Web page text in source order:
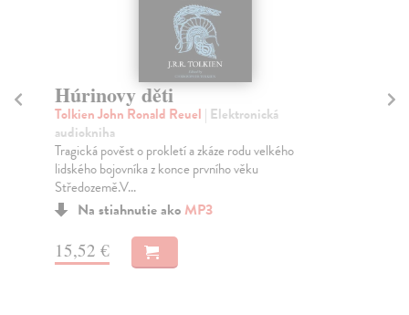
Húrinovy děti
Tolkien John Ronald Reuel | Elektronická
audiokniha
Tragická pověst o prokletí a zkáze rodu velkého
lidského bojovníka z konce prvního věku
Středozemě.V...
Na stiahnutie ako MP3
15,52 €